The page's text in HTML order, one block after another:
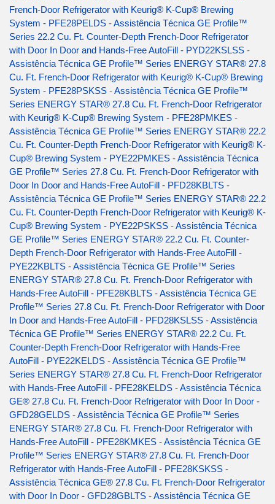
French-Door Refrigerator with Keurig® K-Cup® Brewing
System - PFE28PELDS -Assistência Técnica GE Profile™
Series 22.2 Cu. Ft. Counter-Depth French-Door Refrigerator
with Door In Door and Hands-Free AutoFill - PYD22KSLSS -
Assistência Técnica GE Profile™ Series ENERGY STAR® 27.8
Cu. Ft. French-Door Refrigerator with Keurig® K-Cup® Brewing
System - PFE28PSKSS -Assistência Técnica GE Profile™
Series ENERGY STAR® 27.8 Cu. Ft. French-Door Refrigerator
with Keurig® K-Cup® Brewing System - PFE28PMKES -
Assistência Técnica GE Profile™ Series ENERGY STAR® 22.2
Cu. Ft. Counter-Depth French-Door Refrigerator with Keurig® K-
Cup® Brewing System - PYE22PMKES -Assistência Técnica
GE Profile™ Series 27.8 Cu. Ft. French-Door Refrigerator with
Door In Door and Hands-Free AutoFill - PFD28KBLTS -
Assistência Técnica GE Profile™ Series ENERGY STAR® 22.2
Cu. Ft. Counter-Depth French-Door Refrigerator with Keurig® K-
Cup® Brewing System - PYE22PSKSS -Assistência Técnica
GE Profile™ Series ENERGY STAR® 22.2 Cu. Ft. Counter-
Depth French-Door Refrigerator with Hands-Free AutoFill -
PYE22KBLTS -Assistência Técnica GE Profile™ Series
ENERGY STAR® 27.8 Cu. Ft. French-Door Refrigerator with
Hands-Free AutoFill - PFE28KBLTS -Assistência Técnica GE
Profile™ Series 27.8 Cu. Ft. French-Door Refrigerator with Door
In Door and Hands-Free AutoFill - PFD28KSLSS -Assistência
Técnica GE Profile™ Series ENERGY STAR® 22.2 Cu. Ft.
Counter-Depth French-Door Refrigerator with Hands-Free
AutoFill - PYE22KELDS -Assistência Técnica GE Profile™
Series ENERGY STAR® 27.8 Cu. Ft. French-Door Refrigerator
with Hands-Free AutoFill - PFE28KELDS -Assistência Técnica
GE® 27.8 Cu. Ft. French-Door Refrigerator with Door In Door -
GFD28GELDS -Assistência Técnica GE Profile™ Series
ENERGY STAR® 27.8 Cu. Ft. French-Door Refrigerator with
Hands-Free AutoFill - PFE28KMKES -Assistência Técnica GE
Profile™ Series ENERGY STAR® 27.8 Cu. Ft. French-Door
Refrigerator with Hands-Free AutoFill - PFE28KSKSS -
Assistência Técnica GE® 27.8 Cu. Ft. French-Door Refrigerator
with Door In Door - GFD28GBLTS -Assistência Técnica GE